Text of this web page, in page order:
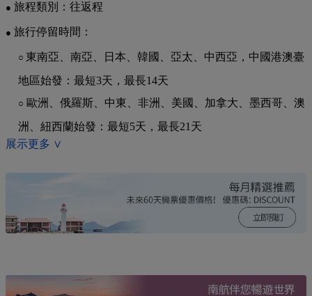
● 旅程類別：往返程
● 旅行停留時間：
○ 東南亞、南亞、日本、韓國、亞太、中西亞，中國港澳臺
地區始發：最短3天，最長14天
○ 歐洲、俄羅斯、中東、非洲、美國、加拿大、墨西哥、澳
洲、紐西蘭始發：最短5天，最長21天
展示更多 ∨